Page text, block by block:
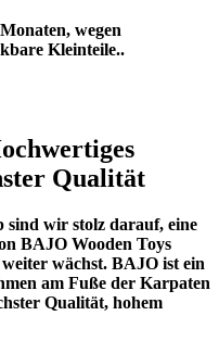
wegen
Kleinteile..
Qualität
sind wir stolz darauf, eine
BAJO Wooden Toys
wächst. BAJO ist ein
am Fuße der Karpaten
Qualität, hohem